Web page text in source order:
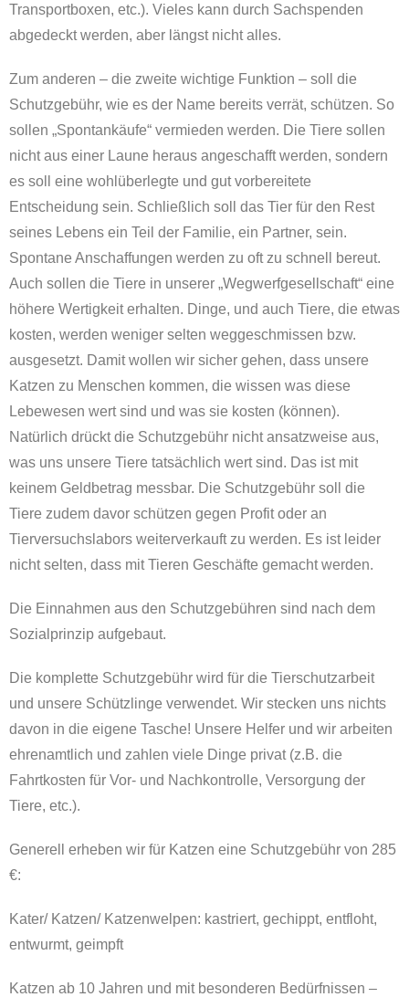
Transportboxen, etc.). Vieles kann durch Sachspenden
abgedeckt werden, aber längst nicht alles.
Zum anderen – die zweite wichtige Funktion – soll die
Schutzgebühr, wie es der Name bereits verrät, schützen. So
sollen „Spontankäufe“ vermieden werden. Die Tiere sollen
nicht aus einer Laune heraus angeschafft werden, sondern
es soll eine wohlüberlegte und gut vorbereitete
Entscheidung sein. Schließlich soll das Tier für den Rest
seines Lebens ein Teil der Familie, ein Partner, sein.
Spontane Anschaffungen werden zu oft zu schnell bereut.
Auch sollen die Tiere in unserer „Wegwerfgesellschaft“ eine
höhere Wertigkeit erhalten. Dinge, und auch Tiere, die etwas
kosten, werden weniger selten weggeschmissen bzw.
ausgesetzt. Damit wollen wir sicher gehen, dass unsere
Katzen zu Menschen kommen, die wissen was diese
Lebewesen wert sind und was sie kosten (können).
Natürlich drückt die Schutzgebühr nicht ansatzweise aus,
was uns unsere Tiere tatsächlich wert sind. Das ist mit
keinem Geldbetrag messbar. Die Schutzgebühr soll die
Tiere zudem davor schützen gegen Profit oder an
Tierversuchslabors weiterverkauft zu werden. Es ist leider
nicht selten, dass mit Tieren Geschäfte gemacht werden.
Die Einnahmen aus den Schutzgebühren sind nach dem
Sozialprinzip aufgebaut.
Die komplette Schutzgebühr wird für die Tierschutzarbeit
und unsere Schützlinge verwendet. Wir stecken uns nichts
davon in die eigene Tasche! Unsere Helfer und wir arbeiten
ehrenamtlich und zahlen viele Dinge privat (z.B. die
Fahrtkosten für Vor- und Nachkontrolle, Versorgung der
Tiere, etc.).
Generell erheben wir für Katzen eine Schutzgebühr von 285
€:
Kater/ Katzen/ Katzenwelpen: kastriert, gechippt, entfloht,
entwurmt, geimpft
Katzen ab 10 Jahren und mit besonderen Bedürfnissen –